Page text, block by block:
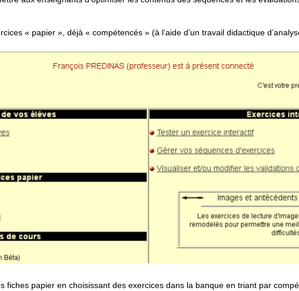
« papier », déjà « compétencés » (à l’aide d’un travail didactique
fiches papier en choisissant des exercices dans la banque en triant par